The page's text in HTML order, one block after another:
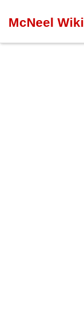
McNeel Wiki